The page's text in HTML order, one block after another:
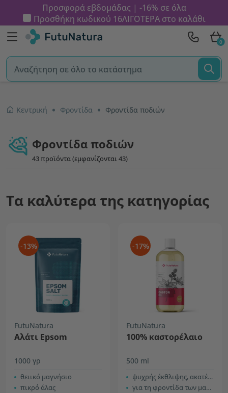
Προσφορά εβδομάδας | -16% σε όλα
Προσθήκη κωδικού 16ΛΙΓΟΤΕΡΑστο καλάθι
0
Κεντρική Φροντίδα Φροντίδα ποδιών
Φροντίδα ποδιών
43 προϊόντα (εμφανίζονται 43)
Τα καλύτερα της κατηγορίας
-13%
FutuNatura
Αλάτι Epsom
1000 γρ
θειικό μαγνήσιο
πικρό άλας
-17%
FutuNatura
100% καστορέλαιο
500 ml
ψυχρής έκθλιψης, ακατέργαστο
για τη φροντίδα των μαλλιών και του τριχωτού